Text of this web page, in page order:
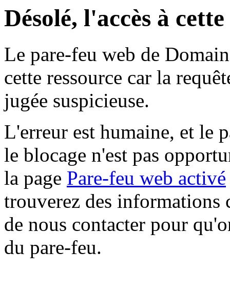
Désolé, l'accès à
Le pare-feu web de
cette ressource car la
jugée suspicieuse.
L'erreur est humaine, et le
le blocage n'est pas
la page Pare-feu web activé
trouverez des informations
de nous contacter pour
du pare-feu.